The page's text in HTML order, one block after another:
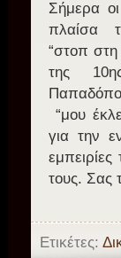
Σήμερα
πλαίσα
“στοπ
της
“μου
για την
τους. Σας
Ετικέτες: